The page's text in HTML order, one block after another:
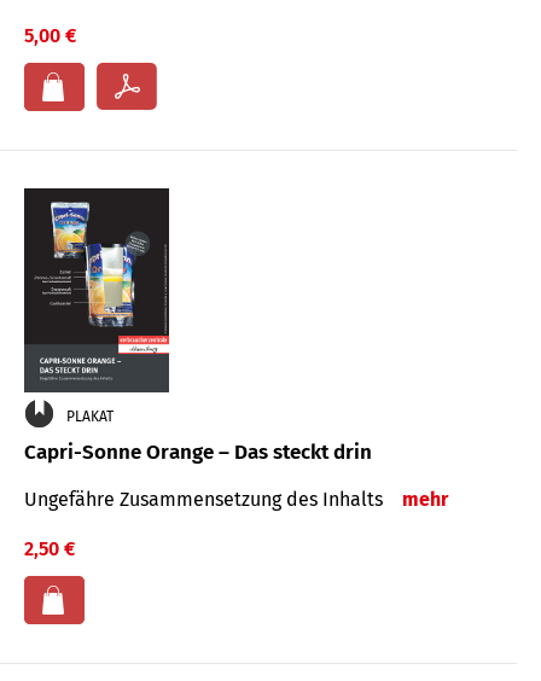
5,00 €
PLAKAT
Capri-Sonne Orange – Das steckt drin
Ungefähre Zu­sammen­setzung des Inhalts mehr
2,50 €